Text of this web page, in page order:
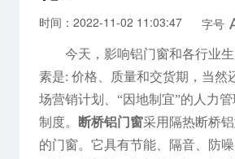
时间：2022-11-02 11:03:47 字号
今天，影响铝门窗和各行业
素是: 价格、质量和交货期，当然
场营销计划、“因地制宜”的人力
制度。
断桥铝门窗采用隔热断桥
的门窗。它具有节能、隔音、防